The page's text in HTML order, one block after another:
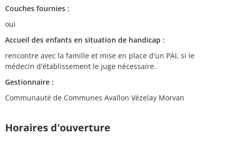
Couches fournies :
oui
Accueil des enfants en situation de handicap :
rencontre avec la famille et mise en place d'un PAI, si le
médecin d'établissement le juge nécessaire.
Gestionnaire :
Communauté de Communes Avallon Vézelay Morvan
Horaires d'ouverture